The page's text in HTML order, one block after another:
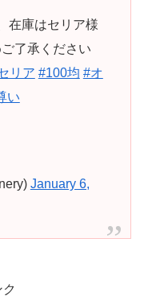
在庫はセリア様
了承ください
リア #100均 #オ
い
January 6,